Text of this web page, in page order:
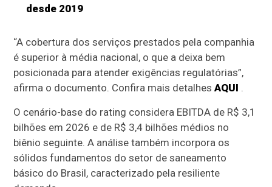
desde 2019
“A cobertura dos serviços prestados pela companhia
é superior à média nacional, o que a deixa bem
posicionada para atender exigências regulatórias”,
afirma o documento. Confira mais detalhesAQUI .
O cenário-base do rating considera EBITDA de R$ 3,1
bilhões em 2026 e de R$ 3,4 bilhões médios no
biênio seguinte. A análise também incorpora os
sólidos fundamentos do setor de saneamento
básico do Brasil, caracterizado pela resiliente